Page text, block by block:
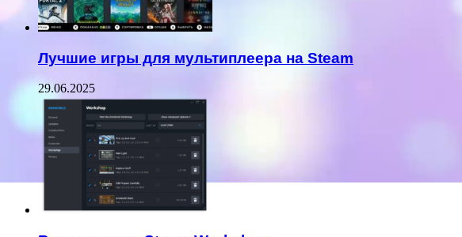
Лучшие игры для мультиплеера на Steam
29.06.2025